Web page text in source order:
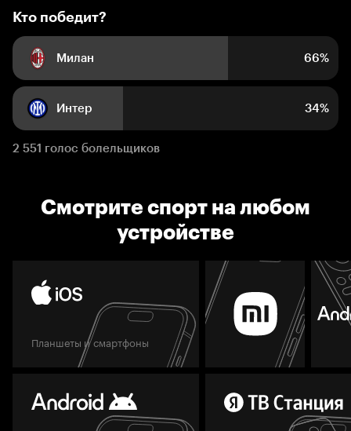
Кто победит?
Милан 66%
Интер 34%
2 551 голос болельщиков
Смотрите спорт на любом
устройстве
Планшеты и смартфоны